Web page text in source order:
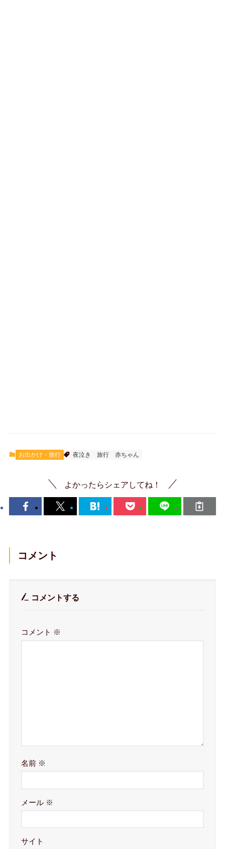
お出かけ・旅行 夜泣き 旅行 赤ちゃん
よかったらシェアしてね！
コメント
コメントする
コメント ※
名前 ※
メール ※
サイト